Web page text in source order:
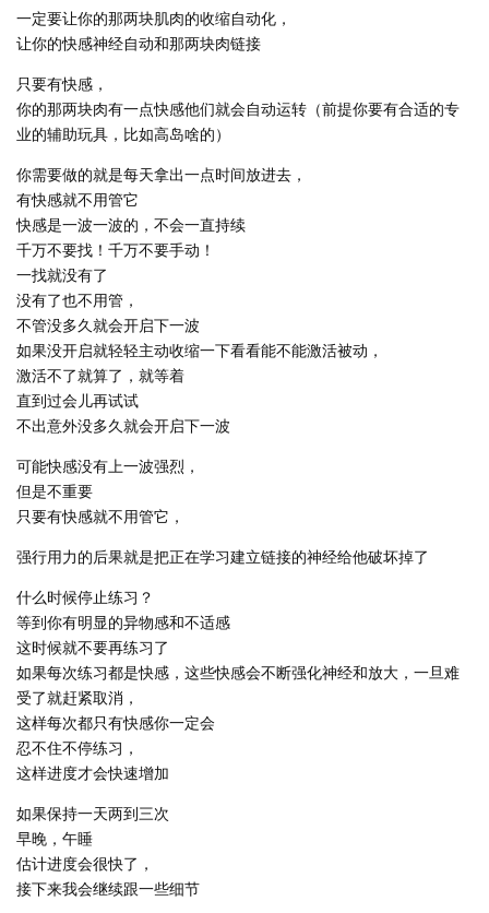
一定要让你的那两块肌肉的收缩自动化，
让你的快感神经自动和那两块肉链接
只要有快感，
你的那两块肉有一点快感他们就会自动运转（前提你要有合适的专
业的辅助玩具，比如高岛啥的）
你需要做的就是每天拿出一点时间放进去，
有快感就不用管它
快感是一波一波的，不会一直持续
千万不要找！千万不要手动！
一找就没有了
没有了也不用管，
不管没多久就会开启下一波
如果没开启就轻轻主动收缩一下看看能不能激活被动，
激活不了就算了，就等着
直到过会儿再试试
不出意外没多久就会开启下一波
可能快感没有上一波强烈，
但是不重要
只要有快感就不用管它，
强行用力的后果就是把正在学习建立链接的神经给他破坏掉了
什么时候停止练习？
等到你有明显的异物感和不适感
这时候就不要再练习了
如果每次练习都是快感，这些快感会不断强化神经和放大，一旦难
受了就赶紧取消，
这样每次都只有快感你一定会
忍不住不停练习，
这样进度才会快速增加
如果保持一天两到三次
早晚，午睡
估计进度会很快了，
接下来我会继续跟一些细节